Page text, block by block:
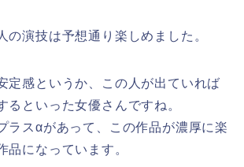
の演技は予想通り楽しめました。
定感というか、この人が出ていれば
るといった女優さんですね。
ラスαがあって、この作品が濃厚に楽
品になっています。